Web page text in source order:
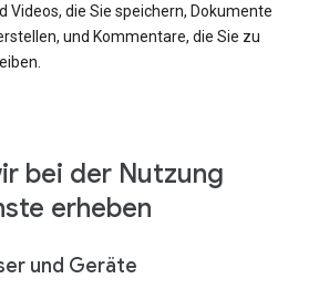
Videos, die Sie speichern, Dokumente
und Kommentare, die Sie zu
bei der Nutzung
erheben
und Geräte